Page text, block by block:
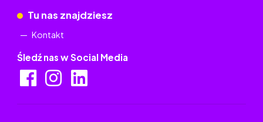
Tu nas znajdziesz
Kontakt
Śledź nas w Social Media